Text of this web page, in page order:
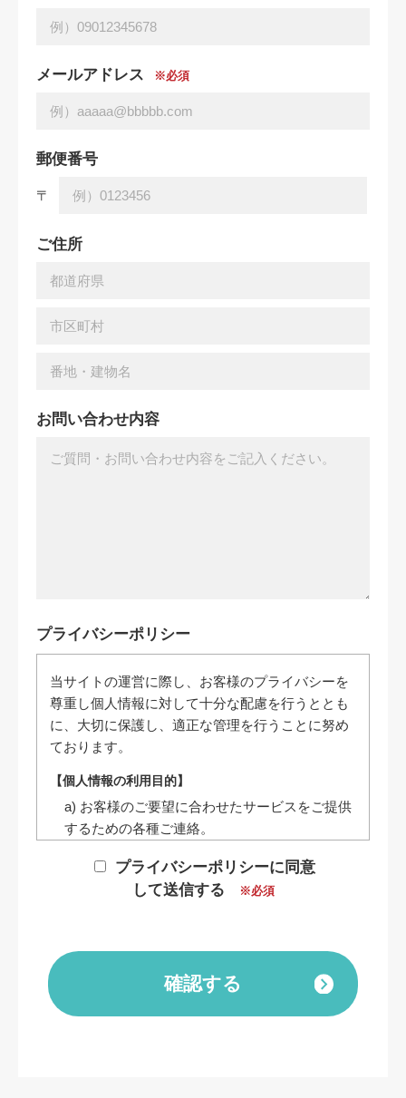
メールアドレス ※必須
郵便番号
〒
ご住所
お問い合わせ内容
プライバシーポリシー
当サイトの運営に際し、お客様のプライバシーを
尊重し個人情報に対して十分な配慮を行うととも
に、大切に保護し、適正な管理を行うことに努め
ております。
【個人情報の利用目的】
a) お客様のご要望に合わせたサービスをご提供
するための各種ご連絡。
連絡。
情報が漏洩しないよう対策を講じ、従業員だけで
なく委託業者も監督します。
ご本人の同意を得ずに第三者に情報を提供しませ
ん。
プライバシーポリシーに同意
して送信する
※必須
確認する